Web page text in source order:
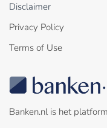
Disclaimer
Privacy Policy
Terms of Use
Banken.nl is het